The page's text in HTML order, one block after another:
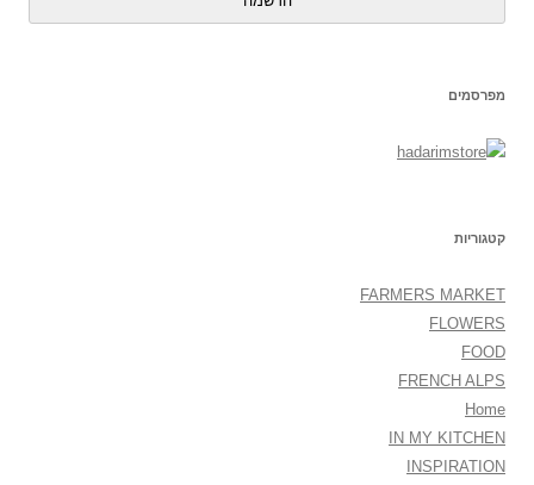
מפרסמים
קטגוריות
FARMERS MARKET
FLOWERS
FOOD
FRENCH ALPS
Home
IN MY KITCHEN
INSPIRATION